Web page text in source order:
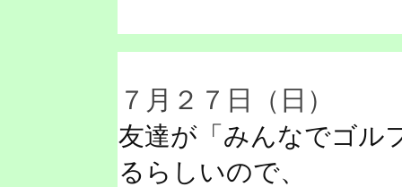
７月２７日（日）
友達が「みんなでゴル
るらしいので、